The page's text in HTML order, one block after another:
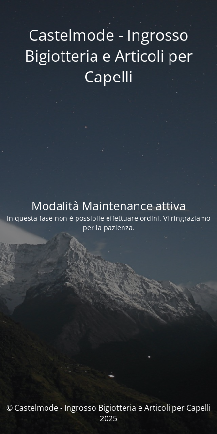
Castelmode - Ingrosso
Bigiotteria e Articoli per
Capelli
Modalità Maintenance attiva
In questa fase non è possibile effettuare ordini. Vi ringraziamo
per la pazienza.
© Castelmode - Ingrosso Bigiotteria e Articoli per Capelli
2025